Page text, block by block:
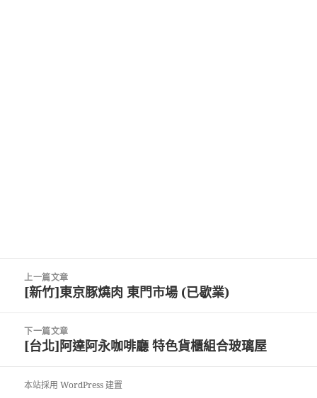
上一篇文章
上
篇
文
[新竹]東京豚燒肉 東門市場 (已歇業)
下一篇文章
下
篇
[台北]阿達阿永咖啡廳 特色貨櫃組合玻璃屋
本站採用 WordPress 建置